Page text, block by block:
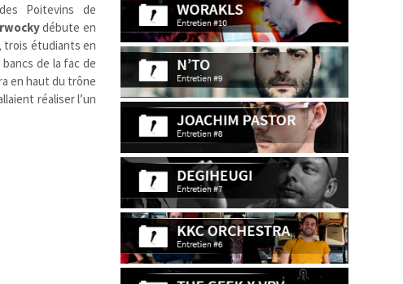
Poitevins de
débute en
trois étudiants en
de la fac de
en haut du trône
réaliser l’un